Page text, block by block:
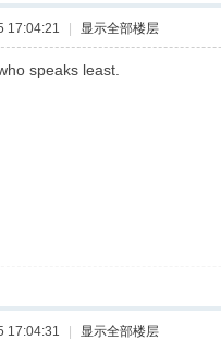
17:04:21 显示全部楼层
speaks least.
17:04:31 显示全部楼层